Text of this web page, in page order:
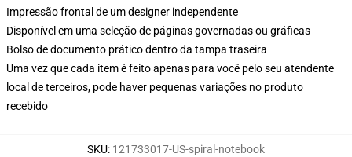
Impressão frontal de um designer independente
Disponível em uma seleção de páginas governadas ou gráficas
Bolso de documento prático dentro da tampa traseira
Uma vez que cada item é feito apenas para você pelo seu atendente
local de terceiros, pode haver pequenas variações no produto
recebido
SKU: 121733017-US-spiral-notebook